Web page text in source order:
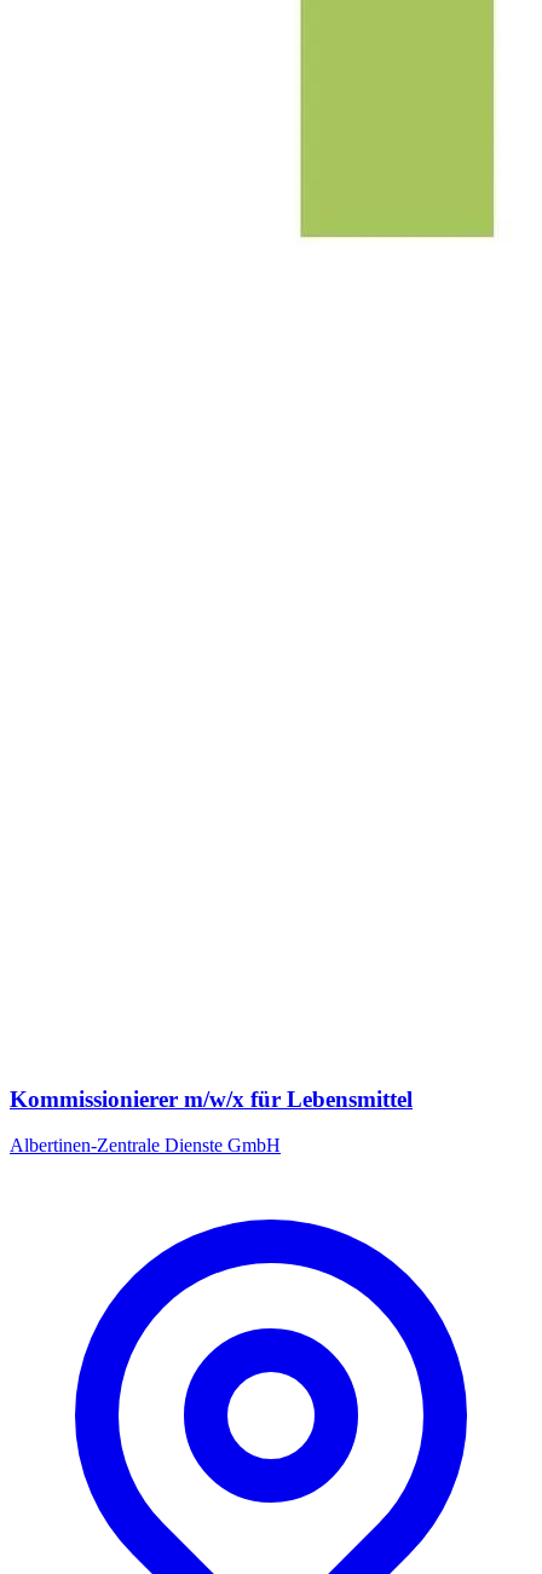
Kommissionierer m/w/x für Lebensmittel
Albertinen-Zentrale Dienste GmbH